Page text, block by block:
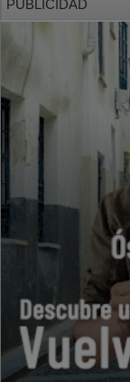
PUBLICIDAD